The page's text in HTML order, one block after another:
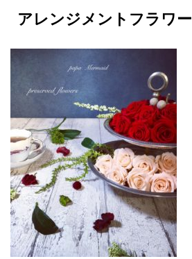
アレンジメントフラワー